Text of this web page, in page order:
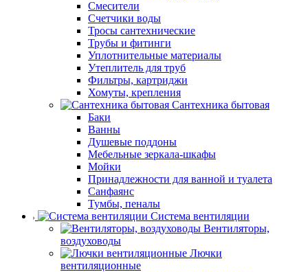
Смесители
Счетчики воды
Тросы сантехнические
Трубы и фитинги
Уплотнительные материалы
Утеплитель для труб
Фильтры, картриджи
Хомуты, крепления
Сантехника бытовая
Баки
Ванны
Душевые поддоны
Мебельные зеркала-шкафы
Мойки
Принадлежности для ванной и туалета
Санфаянс
Тумбы, пеналы
Система вентиляции
Вентиляторы,
воздуховоды
Лючки
вентиляционные